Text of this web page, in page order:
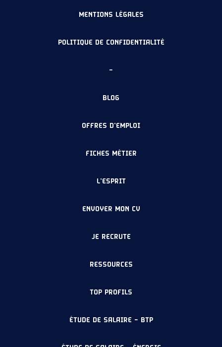
MENTIONS LÉGALES
POLITIQUE DE CONFIDENTIALITÉ
–
BLOG
OFFRES D’EMPLOI
FICHES MÉTIER
L’ESPRIT
ENVOYER MON CV
JE RECRUTE
RESSOURCES
TOP PROFILS
ÉTUDE DE SALAIRE – BTP